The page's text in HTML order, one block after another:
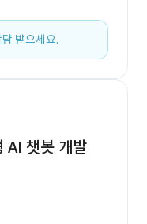
받으세요.
AI 챗봇 개발